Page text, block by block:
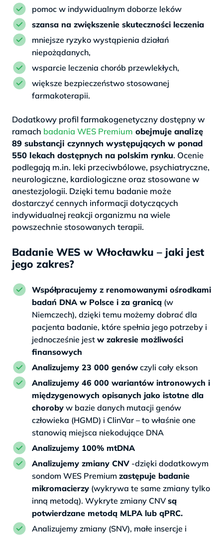
pomoc w indywidualnym doborze leków
szansa na zwiększenie skuteczności leczenia
mniejsze ryzyko wystąpienia działań
niepożądanych,
wsparcie leczenia chorób przewlekłych,
większe bezpieczeństwo stosowanej
farmakoterapii.
Dodatkowy profil farmakogenetyczny dostępny w
ramach badania WES Premium obejmuje analizę
89 substancji czynnych występujących w ponad
550 lekach dostępnych na polskim rynku. Ocenie
podlegają m.in. leki przeciwbólowe, psychiatryczne,
neurologiczne, kardiologiczne oraz stosowane w
anestezjologii. Dzięki temu badanie może
dostarczyć cennych informacji dotyczących
indywidualnej reakcji organizmu na wiele
powszechnie stosowanych terapii.
Badanie WES w Włocławku – jaki jest
jego zakres?
Współpracujemy z renomowanymi ośrodkami
badań DNA w Polsce i za granicą (w
Niemczech), dzięki temu możemy dobrać dla
pacjenta badanie, które spełnia jego potrzeby i
jednocześnie jest w zakresie możliwości
finansowych
Analizujemy 23 000 genów czyli cały ekson
Analizujemy 46 000 wariantów intronowych i
międzygenowych opisanych jako istotne dla
choroby w bazie danych mutacji genów
człowieka (HGMD) i ClinVar – to właśnie one
stanowią miejsca niekodujące DNA
Analizujemy 100% mtDNA
Analizujemy zmiany CNV -dzięki dodatkowym
sondom WES Premium zastępuje badanie
mikromacierzy (wykrywa te same zmiany tylko
inną metodą). Wykryte zmiany CNV są
potwierdzane metodą MLPA lub qPRC.
Analizujemy zmiany (SNV), małe insercje i